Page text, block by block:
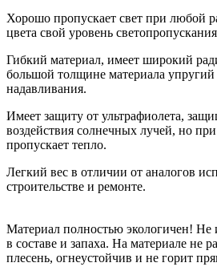
Хорошо пропускает свет при любой
цвета свой уровень
Гибкий материал, имеет широкий
большой толщине материала упругий
надавливания.
Имеет защиту от ультрафиолета,
воздействия солнечных лучей, но
пропускает тепло.
Легкий вес в отличии от аналогов
строительстве и ремонте.
Материал полностью экологичен! Не
в составе и запаха. На материале не
плесень, огнеустойчив и не горит